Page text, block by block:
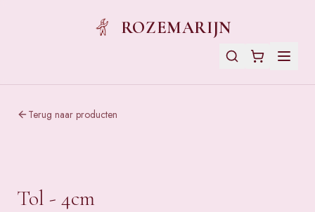
ROZEMARIJN
Terug naar producten
Tol - 4cm